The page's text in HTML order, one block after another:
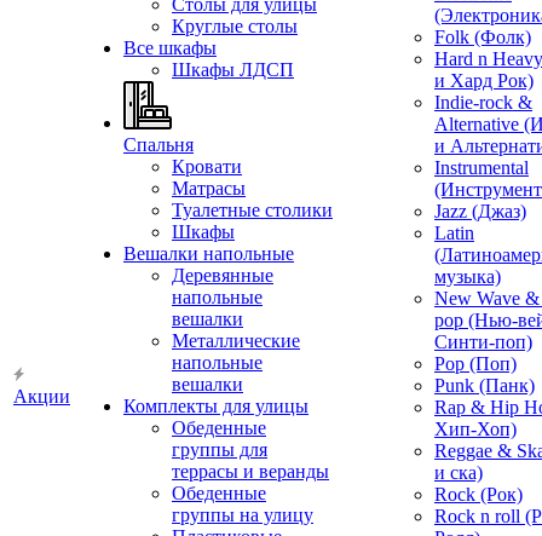
Акции
Столы для улицы
Круглые столы
Все шкафы
Шкафы ЛДСП
Спальня
Кровати
Матрасы
Туалетные столики
Шкафы
Вешалки напольные
Деревянные
напольные
вешалки
Металлические
напольные
вешалки
Комплекты для улицы
Обеденные
группы для
террасы и веранды
Обеденные
группы на улицу
Folk (Фолк)
Hard n
и Хард Рок)
Indie-rock &
Alternative
и
Instrumental
Jazz (Джаз)
Latin
музыка)
New Wave
pop (Нью-
Синти-поп)
Pop (Поп)
Punk (Панк)
Rap & Hip
Хип-Хоп)
Reggae &
и ска)
Rock (Рок)
Rock n roll